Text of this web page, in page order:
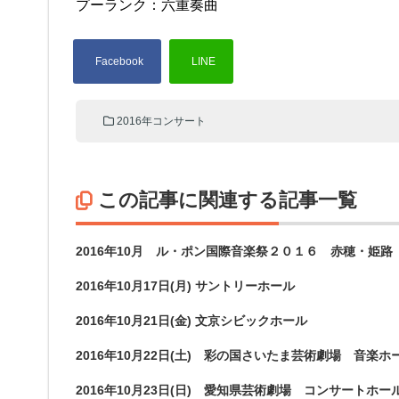
プーランク：六重奏曲
2016年コンサート
この記事に関連する記事一覧
2016年10月 ル・ポン国際音楽祭２０１６ 赤穂・姫路
2016年10月17日(月) サントリーホール
2016年10月21日(金) 文京シビックホール
2016年10月22日(土) 彩の国さいたま芸術劇場 音楽ホ
2016年10月23日(日) 愛知県芸術劇場 コンサートホー